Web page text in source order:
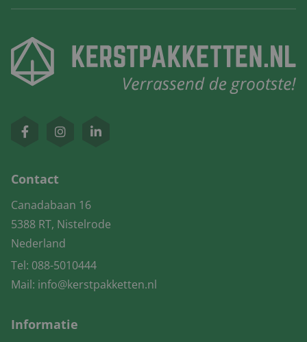
Contact
Canadabaan 16
5388 RT, Nistelrode
Nederland
Tel: 088-5010444
Mail: info@kerstpakketten.nl
Informatie